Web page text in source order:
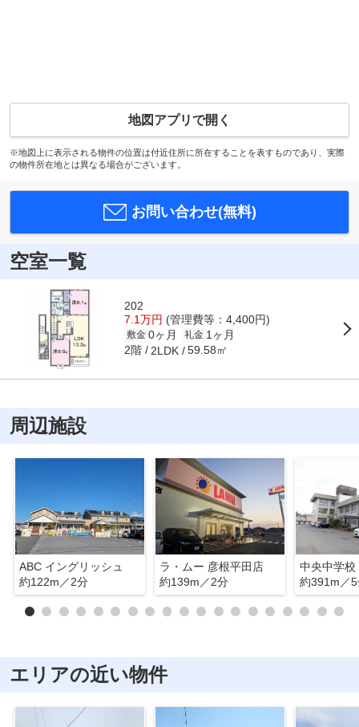
地図アプリで開く
※地図上に表示される物件の位置は付近住所に所在することを表すものであり、実際
の物件所在地とは異なる場合がございます。
お問い合わせ(無料)
空室一覧
202
7.1万円 (管理費等：4,400円)
敷金 0ヶ月 礼金 1ヶ月
2階 2LDK 59.58㎡
周辺施設
ABC イングリッシュ
約122m／2分
ラ・ムー 彦根平田店
約139m／2分
中央中学校
約391m／
エリアの近い物件